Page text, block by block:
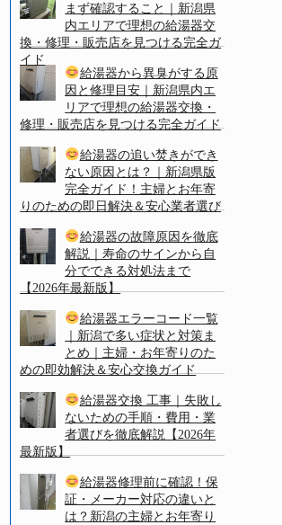
まず確認すること｜新潟県
内エリアで理想の給湯器交
換・修理・販売店を見つける完全ガ
イド
給湯器から異臭がする原
因と修理目安｜新潟県内エ
リアで理想の給湯器交換・
修理・販売店を見つける完全ガイド
給湯器の追い焚きができ
ない原因とは？｜新潟県版
完全ガイド！主婦とお年寄
りのための即日解決＆安心業者選び
給湯器の故障原因を徹底
解説｜寿命のサインから自
分でできる対処法まで
【2026年最新版】
給湯器エラーコード一覧
｜新潟で多い症状と対策ま
とめ｜主婦・お年寄りのた
めの即効解決＆安心交換ガイド
給湯器交換 工事｜失敗し
ないための手順・費用・業
者選びを徹底解説【2026年
最新版】
給湯器修理前に確認！保
証・メーカー対応の違いと
は？新潟の主婦とお年寄り